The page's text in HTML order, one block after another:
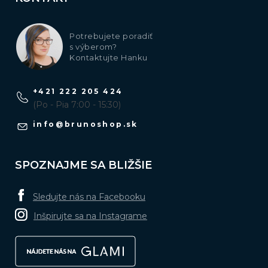
Potrebujete poradiť
s výberom?
Kontaktujte Hanku
info @ brunoshop.sk
+421 222 205 424
(Po - Pia 7:00 - 15:30)
SPOZNAJME SA BLIŽŠIE
Sledujte nás na Facebooku
Inšpirujte sa na Instagrame